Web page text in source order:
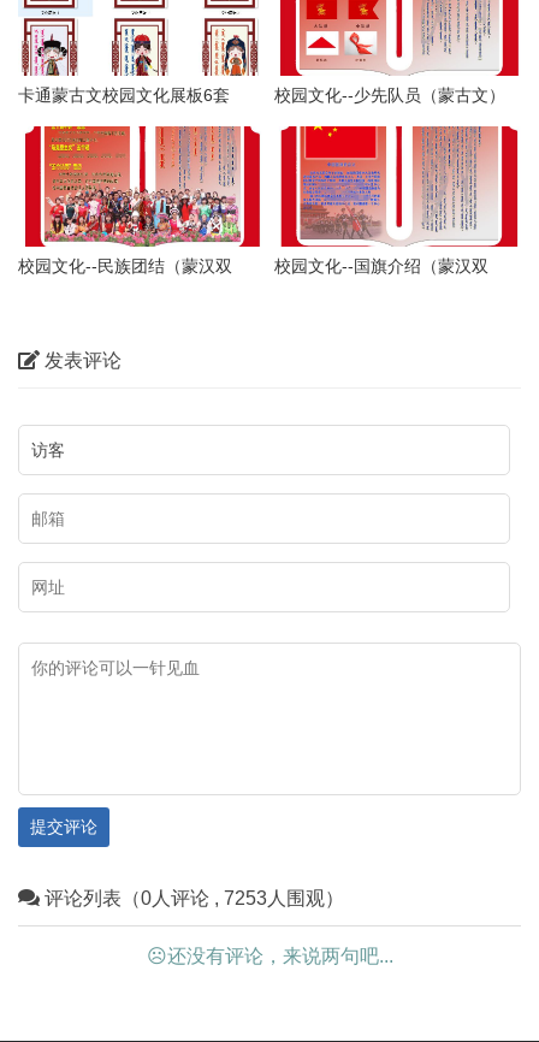
卡通蒙古文校园文化展板6套 校园文化--少先队员（蒙古文）
校园文化--民族团结（蒙汉双
校园文化--国旗介绍（蒙汉双
发表评论
提交评论
评论列表（0人评论 , 7253人围观）
☹还没有评论，来说两句吧...